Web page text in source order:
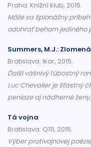
Praha: Knižní klub, 2015.
Môže sa špionážny
odohrať behom jediného
Summers, M.J.:
Bratislava: Ikar, 2015.
Ďalší vášnivý ľúbostný
Luc Chevalier je šťastný
peniaze aj nádherné
Tá vojna
Bratislava: Q111, 2015.
Výber protivojnovej